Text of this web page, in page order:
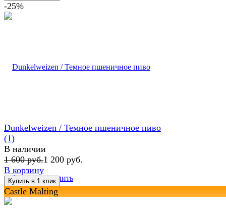
-25%
избранное сравнить
Dunkelweizen / Темное пшеничное пиво
(1)
В наличии
1 600 руб.1 200 руб.
В корзину
Castle Malting